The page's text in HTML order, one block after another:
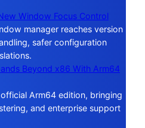
Window Focus Control
manager reaches version
safer configuration
Beyond x86 With Arm64
Arm64 edition, bringing
and enterprise support